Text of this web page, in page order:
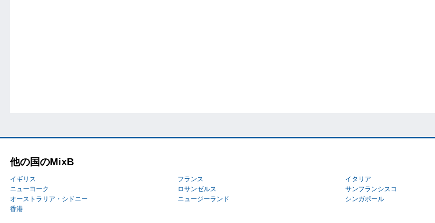
他の国のMixB
イギリス フランス イタリア
ニューヨーク
ロサンゼルス サンフランシスコ
オーストラリア・シドニー
ニュージーランド シンガポール
香港